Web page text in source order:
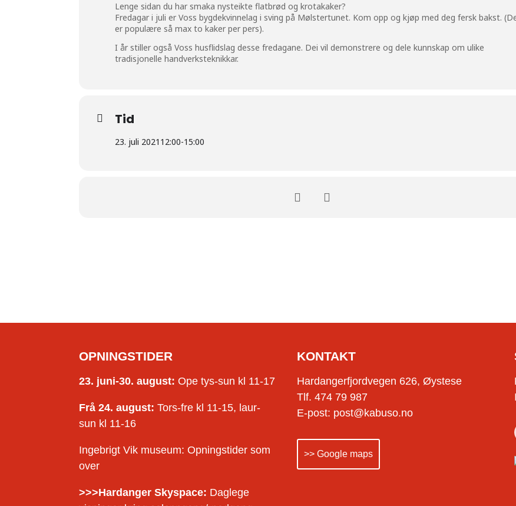
Lenge sidan du har smaka nysteikte flatbrød og krotakaker?
Fredagar i juli er Voss bygdekvinnelag i sving på Mølstertunet. Kom opp og kjøp med deg fersk bakst.
er populære så max to kaker per pers).
I år stiller også Voss husflidslag desse fredagane. Dei vil demonstrere og dele kunnskap om ulike
tradisjonelle handverksteknikkar.
Tid
23. juli 2021 12:00-15:00
OPNINGSTIDER
23. juni-30. august: Ope tys-sun kl 11-17
Frå 24. august: Tors-fre kl 11-15, laur-
sun kl 11-16
Ingebrigt Vik museum: Opningstider som
over
>>>Hardanger Skyspace: Daglege
KONTAKT
Hardangerfjordvegen 626, Øystese
Tlf. 474 79 987
E-post: post@kabuso.no
>> Google maps